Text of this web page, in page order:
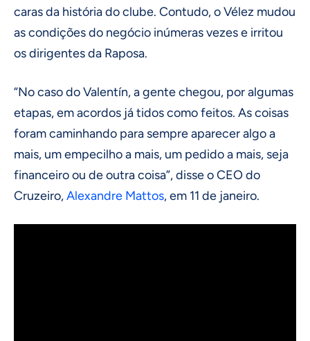
caras da história do clube. Contudo, o Vélez mudou
as condições do negócio inúmeras vezes e irritou
os dirigentes da Raposa.
“No caso do Valentín, a gente chegou, por algumas
etapas, em acordos já tidos como feitos. As coisas
foram caminhando para sempre aparecer algo a
mais, um empecilho a mais, um pedido a mais, seja
financeiro ou de outra coisa”, disse o CEO do
Cruzeiro,Alexandre Mattos, em 11 de janeiro.